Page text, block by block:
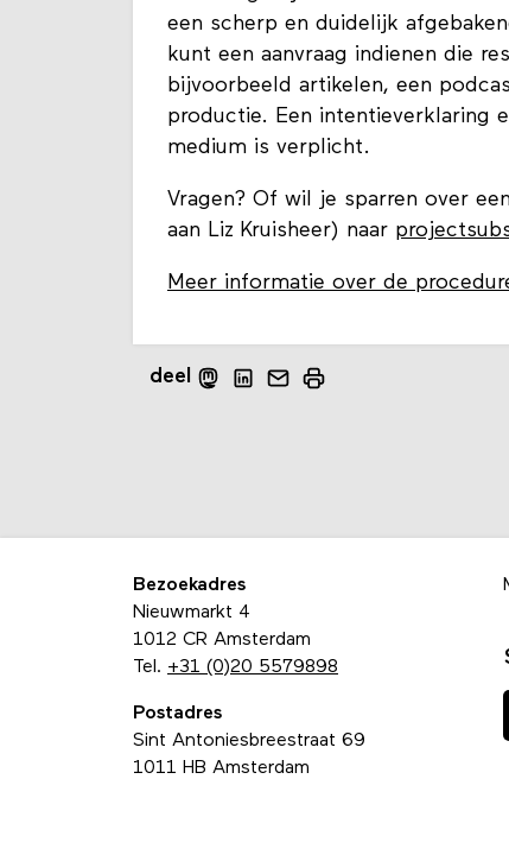
een scherp en duidelijk
kunt een aanvraag indienen die
bijvoorbeeld artikelen, een
productie. Een intentieverklaring
medium is verplicht.
Vragen? Of wil je sparren over
aan Liz Kruisheer) naar
Meer informatie over de
deel
Bezoekadres
Nieuwmarkt 4
1012 CR Amsterdam
Tel.
+31 (0)20 5579898
Postadres
Sint Antoniesbreestraat 69
1011 HB Amsterdam